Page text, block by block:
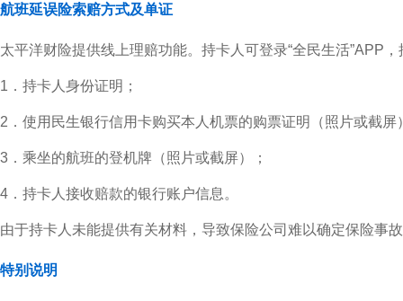
航班延误险索赔方式及单证
太平洋财险提供线上理赔功能。持卡人可登录“全民生活”APP
1．持卡人身份证明；
2．使用民生银行信用卡购买本人机票的购票证明（照片或截屏
3．乘坐的航班的登机牌（照片或截屏）；
4．持卡人接收赔款的银行账户信息。
由于持卡人未能提供有关材料，导致保险公司难以确定保险事
特别说明